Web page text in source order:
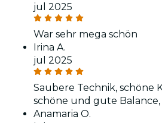
jul 2025
War sehr mega schön
Irina A.
jul 2025
Saubere Technik, schöne
schöne und gute Balance,
Anamaria O.